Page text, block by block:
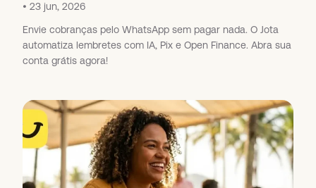
23 jun, 2026
Envie cobranças pelo WhatsApp sem pagar nada. O Jota
automatiza lembretes com IA, Pix e Open Finance. Abra sua
conta grátis agora!